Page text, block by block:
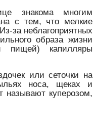
знакома многим
с тем, что мелкие
за неблагоприятных
образа жизни
пищей) капилляры
или сеточки на
носа, щеках и
называют куперозом,